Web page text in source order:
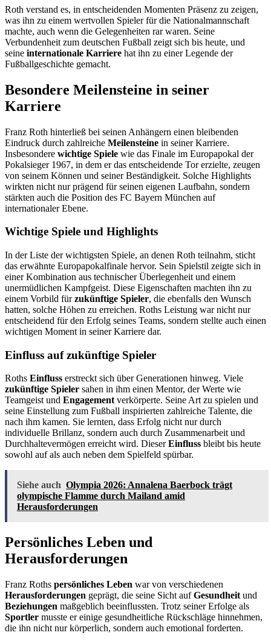
Roth verstand es, in entscheidenden Momenten Präsenz zu zeigen,
was ihn zu einem wertvollen Spieler für die Nationalmannschaft
machte, auch wenn die Gelegenheiten rar waren. Seine
Verbundenheit zum deutschen Fußball zeigt sich bis heute, und
seine internationale Karriere hat ihn zu einer Legende der
Fußballgeschichte gemacht.
Besondere Meilensteine in seiner
Karriere
Franz Roth hinterließ bei seinen Anhängern einen bleibenden
Eindruck durch zahlreiche Meilensteine in seiner Karriere.
Insbesondere wichtige Spiele wie das Finale im Europapokal der
Pokalsieger 1967, in dem er das entscheidende Tor erzielte, zeugen
von seinem Können und seiner Beständigkeit. Solche Highlights
wirkten nicht nur prägend für seinen eigenen Laufbahn, sondern
stärkten auch die Position des FC Bayern München auf
internationaler Ebene.
Wichtige Spiele und Highlights
In der Liste der wichtigsten Spiele, an denen Roth teilnahm, sticht
das erwähnte Europapokalfinale hervor. Sein Spielstil zeigte sich in
einer Kombination aus technischer Überlegenheit und einem
unermüdlichen Kampfgeist. Diese Eigenschaften machten ihn zu
einem Vorbild fürzukünftige Spieler, die ebenfalls den Wunsch
hatten, solche Höhen zu erreichen. Roths Leistung war nicht nur
entscheidend für den Erfolg seines Teams, sondern stellte auch einen
wichtigen Moment in seiner Karriere dar.
Einfluss auf zukünftige Spieler
Roths Einfluss erstreckt sich über Generationen hinweg. Viele
zukünftige Spieler sahen in ihm einen Mentor, der Werte wie
Teamgeist und Engagement verkörperte. Seine Art zu spielen und
seine Einstellung zum Fußball inspirierten zahlreiche Talente, die
nach ihm kamen. Sie lernten, dass Erfolg nicht nur durch
individuelle Brillanz, sondern auch durch Zusammenarbeit und
Durchhaltevermögen erreicht wird. DieserEinfluss bleibt bis heute
sowohl auf als auch neben dem Spielfeld spürbar.
Siehe auch Olympia 2026: Annalena Baerbock trägt
olympische Flamme durch Mailand amid
Herausforderungen
Persönliches Leben und
Herausforderungen
Franz Roths persönliches Leben war von verschiedenen
Herausforderungen geprägt, die seine Sicht aufGesundheit und
Beziehungen maßgeblich beeinflussten. Trotz seiner Erfolge als
Sportler musste er einige gesundheitliche Rückschläge hinnehmen,
die ihn nicht nur körperlich, sondern auch emotional forderten.